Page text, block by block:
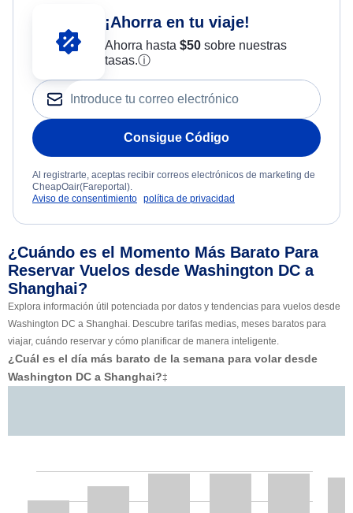
¡Ahorra en tu viaje!
Ahorra hasta $50sobre nuestras
tasas.ⓘ
Consigue Código
Al registrarte, aceptas recibir correos electrónicos de marketing de
CheapOair(Fareportal).
Aviso de consentimiento política de privacidad
¿Cuándo es el Momento Más Barato Para
Reservar Vuelos desde Washington DC a
Shanghai?
Explora información útil potenciada por datos y tendencias para vuelos desde
Washington DC a Shanghai. Descubre tarifas medias, meses baratos para
viajar, cuándo reservar y cómo planificar de manera inteligente.
¿Cuál es el día más barato de la semana para volar desde
Washington DC a Shanghai?‡